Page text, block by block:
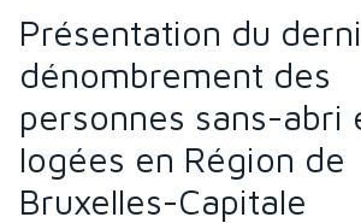
Présentation du
dénombrement des
personnes sans-abri
logées en Région de
Bruxelles-Capitale